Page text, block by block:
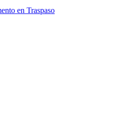
en Traspaso